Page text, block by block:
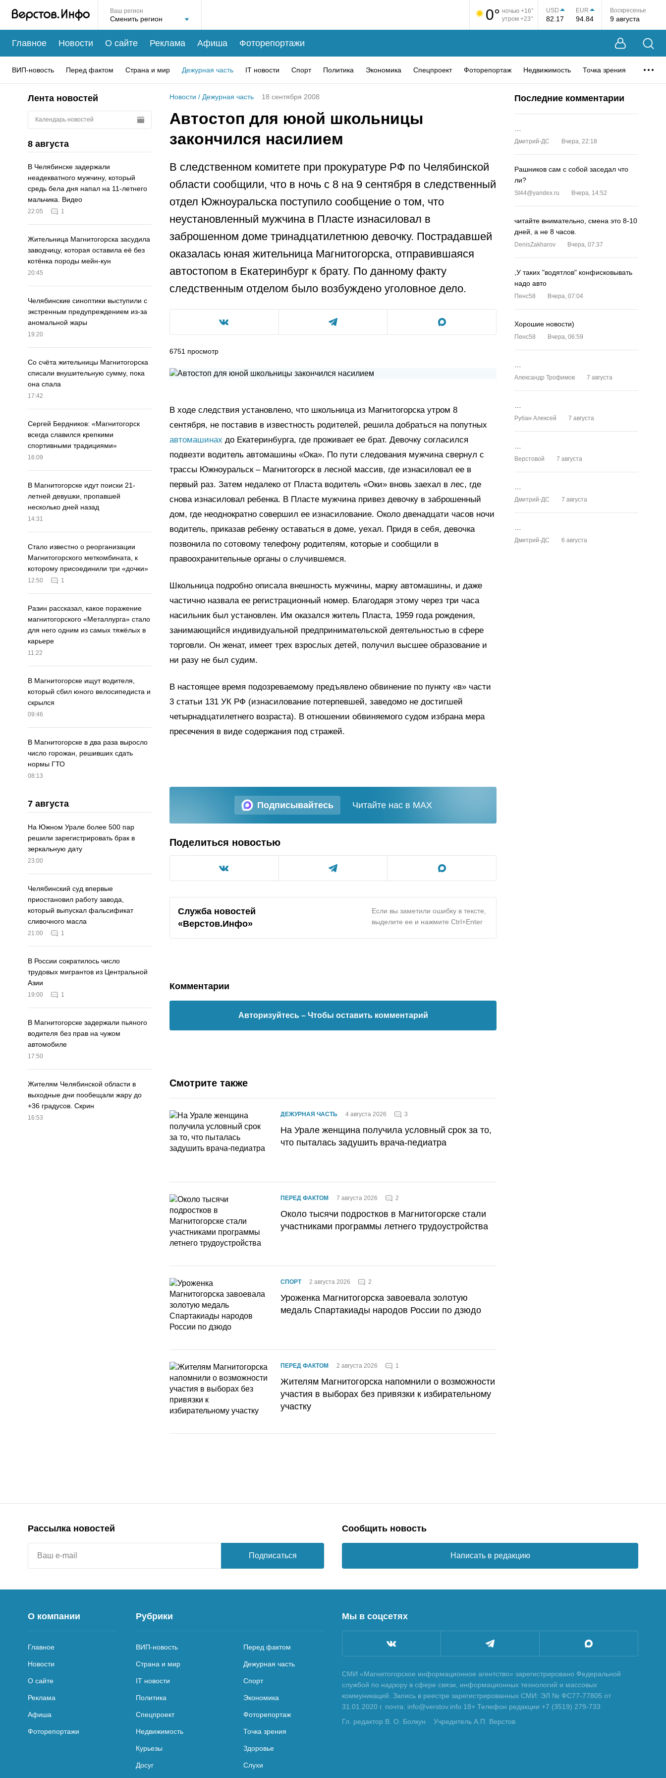
Ваш регион 0° ночью +16°
утром +23°
USD
82.17
EUR
94.84
Воскресенье
9 августа
Главное Новости О сайте Реклама Афиша Фоторепортажи
ВИП-новость Перед фактом Страна и мир Дежурная часть IT новости Спорт Политика Экономика Спецпроект Фоторепортаж Недвижимость Точка зрения
Лента новостей
Календарь новостей
8 августа
В Челябинске задержали
неадекватного мужчину, который
средь бела дня напал на 11-летнего
мальчика. Видео
22:05 1
Жительница Магнитогорска засудила
заводчицу, которая оставила её без
котёнка породы мейн-кун
20:45
Челябинские синоптики выступили с
экстренным предупреждением из-за
аномальной жары
19:20
Со счёта жительницы Магнитогорска
списали внушительную сумму, пока
она спала
17:42
Сергей Бердников: «Магнитогорск
всегда славился крепкими
спортивными традициями»
16:09
В Магнитогорске идут поиски 21-
летней девушки, пропавшей
несколько дней назад
14:31
Стало известно о реорганизации
Магнитогорского меткомбината, к
которому присоединили три «дочки»
12:50 1
Разин рассказал, какое поражение
магнитогорского «Металлурга» стало
для него одним из самых тяжёлых в
карьере
11:22
В Магнитогорске ищут водителя,
который сбил юного велосипедиста и
скрылся
09:46
В Магнитогорске в два раза выросло
число горожан, решивших сдать
нормы ГТО
08:13
7 августа
На Южном Урале более 500 пар
решили зарегистрировать брак в
зеркальную дату
23:00
Челябинский суд впервые
приостановил работу завода,
который выпускал фальсификат
сливочного масла
21:00 1
В России сократилось число
трудовых мигрантов из Центральной
Азии
19:00 1
В Магнитогорске задержали пьяного
водителя без прав на чужом
автомобиле
17:50
Жителям Челябинской области в
выходные дни пообещали жару до
+36 градусов. Скрин
16:53
Новости / Дежурная часть 18 сентября 2008
Автостоп для юной школьницы
закончился насилием
В следственном комитете при прокуратуре РФ по Челябинской
области сообщили, что в ночь с 8 на 9 сентября в следственный
отдел Южноуральска поступило сообщение о том, что
неустановленный мужчина в Пласте изнасиловал в
заброшенном доме тринадцатилетнюю девочку. Пострадавшей
оказалась юная жительница Магнитогорска, отправившаяся
автостопом в Екатеринбург к брату. По данному факту
следственным отделом было возбуждено уголовное дело.
6751 просмотр
В ходе следствия установлено, что школьница из Магнитогорска утром 8
сентября, не поставив в известность родителей, решила добраться на попутных
автомашинах до Екатеринбурга, где проживает ее брат. Девочку согласился
подвезти водитель автомашины «Ока». По пути следования мужчина свернул с
трассы Южноуральск – Магнитогорск в лесной массив, где изнасиловал ее в
первый раз. Затем недалеко от Пласта водитель «Оки» вновь заехал в лес, где
снова изнасиловал ребенка. В Пласте мужчина привез девочку в заброшенный
дом, где неоднократно совершил ее изнасилование. Около двенадцати часов ночи
водитель, приказав ребенку оставаться в доме, уехал. Придя в себя, девочка
позвонила по сотовому телефону родителям, которые и сообщили в
правоохранительные органы о случившемся.
Школьница подробно описала внешность мужчины, марку автомашины, и даже
частично назвала ее регистрационный номер. Благодаря этому через три часа
насильник был установлен. Им оказался житель Пласта, 1959 года рождения,
занимающийся индивидуальной предпринимательской деятельностью в сфере
торговли. Он женат, имеет трех взрослых детей, получил высшее образование и
ни разу не был судим.
В настоящее время подозреваемому предъявлено обвинение по пункту «в» части
3 статьи 131 УК РФ (изнасилование потерпевшей, заведомо не достигшей
четырнадцатилетнего возраста). В отношении обвиняемого судом избрана мера
пресечения в виде содержания под стражей.
Подписывайтесь Читайте нас в MAX
Поделиться новостью
Служба новостей
«Верстов.Инфо»
Если вы заметили ошибку в тексте,
выделите ее и нажмите Ctrl+Enter
Комментарии
Авторизуйтесь – Чтобы оставить комментарий
Смотрите также
ДЕЖУРНАЯ ЧАСТЬ 4 августа 2026 3
На Урале женщина получила условный срок за то,
что пыталась задушить врача-педиатра
ПЕРЕД ФАКТОМ 7 августа 2026 2
Около тысячи подростков в Магнитогорске стали
участниками программы летнего трудоустройства
СПОРТ 2 августа 2026 2
Уроженка Магнитогорска завоевала золотую
медаль Спартакиады народов России по дзюдо
ПЕРЕД ФАКТОМ 2 августа 2026 1
Жителям Магнитогорска напомнили о возможности
участия в выборах без привязки к избирательному
участку
Последние комментарии
Дмитрий-ДС Вчера, 22:18
Рашников сам с собой заседал что
ли?
St44@yandex.ru Вчера, 14:52
читайте внимательно, смена это 8-10
дней, а не 8 часов.
DenisZakharov Вчера, 07:37
,У таких "водятлов" конфисковывать
надо авто
Пенс58 Вчера, 07:04
Хорошие новости)
Пенс58 Вчера, 06:59
Александр Трофимов 7 августа
Рубан Алексей 7 августа
Верстовой 7 августа
Дмитрий-ДС 7 августа
Дмитрий-ДС 6 августа
Рассылка новостей
Подписаться
Сообщить новость
Написать в редакцию
О компании
Главное
Новости
О сайте
Реклама
Афиша
Фоторепортажи
Рубрики
ВИП-новость Перед фактом
Страна и мир Дежурная часть
IT новости Спорт
Политика Экономика
Спецпроект Фоторепортаж
Недвижимость Точка зрения
Курьезы Здоровье
Досуг Слухи
Мы в соцсетях
СМИ «Магнитогорское информационное агентство» зарегистрировано Федеральной
службой по надзору в сфере связи, информационных технологий и массовых
коммуникаций. Запись в реестре зарегистрированных СМИ: ЭЛ № ФС77-77805 от
31.01.2020 г. почта: info@verstov.info 18+ Телефон редакции +7 (3519) 279-733
Гл. редактор В. О. Болкун
Учредитель А.П. Верстов